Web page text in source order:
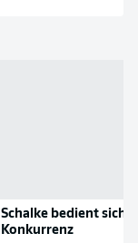
Schalke bedient sich
Konkurrenz